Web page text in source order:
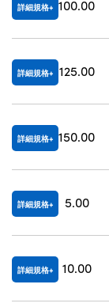
詳細規格 100.00
詳細規格 125.00
詳細規格 150.00
詳細規格 5.00
詳細規格 10.00